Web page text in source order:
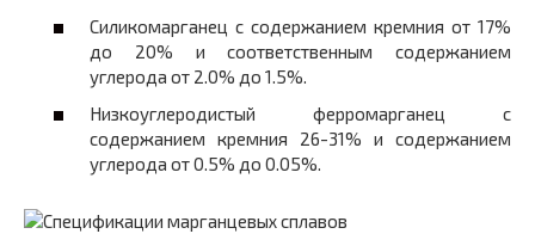
Силикомарганец с содержанием кремния от 17%
до 20% и соответственным содержанием
углерода от 2.0% до 1.5%.
Низкоуглеродистый ферромарганец с
содержанием кремния 26-31% и содержанием
углерода от 0.5% до 0.05%.